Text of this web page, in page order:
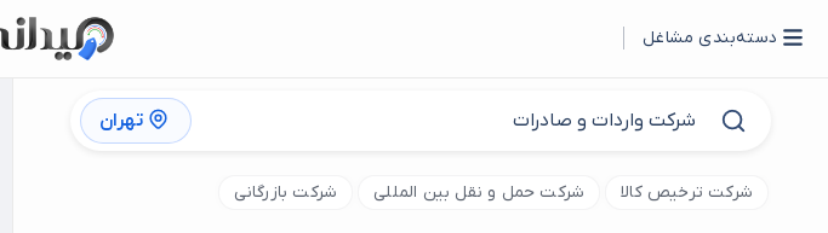
دسته‌بندی مشاغل
تهران
شرکت ترخیص کالا شرکت حمل و نقل بین المللی شرکت بازرگانی